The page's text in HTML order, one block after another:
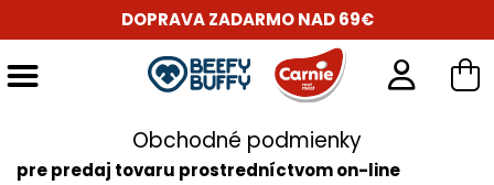
DOPRAVA ZADARMO NAD 69€
Obchodné podmienky
pre predaj tovaru prostredníctvom on-line